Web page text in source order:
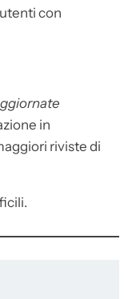
con
in
riviste di